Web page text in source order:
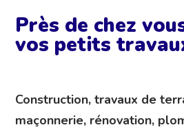
Près de chez
vos petits
Construction, travaux de
maçonnerie, rénovation,